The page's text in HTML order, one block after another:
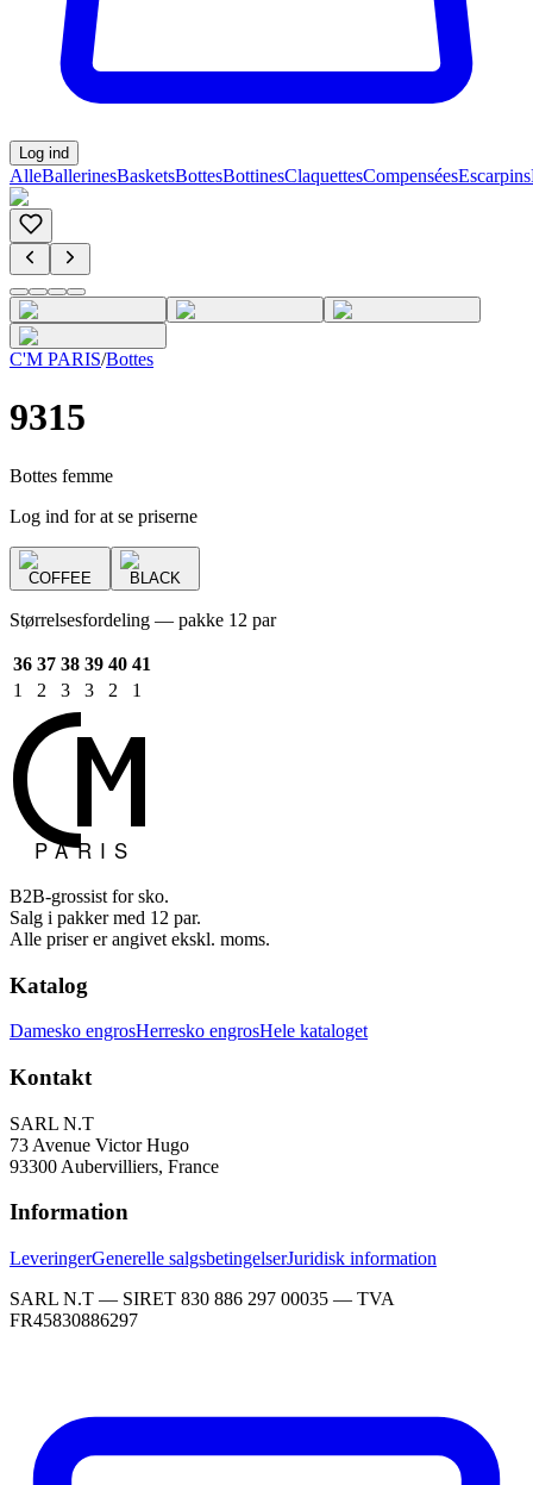
Log ind
AlleBallerinesBasketsBottesBottinesClaquettesCompenséesEscarpins
C'M PARIS/Bottes
9315
Bottes femme
Log ind for at se priserne
COFFEE BLACK
Størrelsesfordeling — pakke 12 par
36 37 38 39 40 41
1
2 3 3 2 1
B2B-grossist for sko.
Salg i pakker med 12 par.
Alle priser er angivet ekskl. moms.
Katalog
Damesko engrosHerresko engrosHele kataloget
Kontakt
SARL N.T
73 Avenue Victor Hugo
93300 Aubervilliers, France
Information
LeveringerGenerelle salgsbetingelserJuridisk information
SARL N.T — SIRET 830 886 297 00035 — TVA
FR45830886297